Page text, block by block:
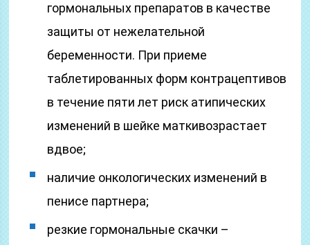
гормональных препаратов в качестве
защиты от нежелательной
беременности. При приеме
таблетированных форм контрацептивов
в течение пяти лет риск атипических
изменений в шейке маткивозрастает
вдвое;
наличие онкологических изменений в
пенисе партнера;
резкие гормональные скачки –